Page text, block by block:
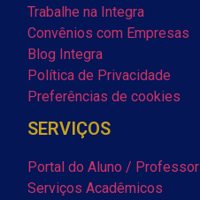
Trabalhe na Integra
Convênios com Empresas
Blog Integra
Política de Privacidade
Preferências de cookies
SERVIÇOS
Portal do Aluno / Professor
Serviços Acadêmicos